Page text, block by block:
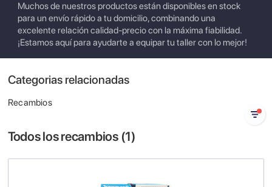
Muchos de nuestros productos están disponibles en stock
para un envío rápido a tu domicilio, combinando una
excelente relación calidad-precio con la máxima fiabilidad.
¡Estamos aquí para ayudarte a equipar tu taller con lo mejor!
Categorias relacionadas
Recambios
Todos los recambios (1)